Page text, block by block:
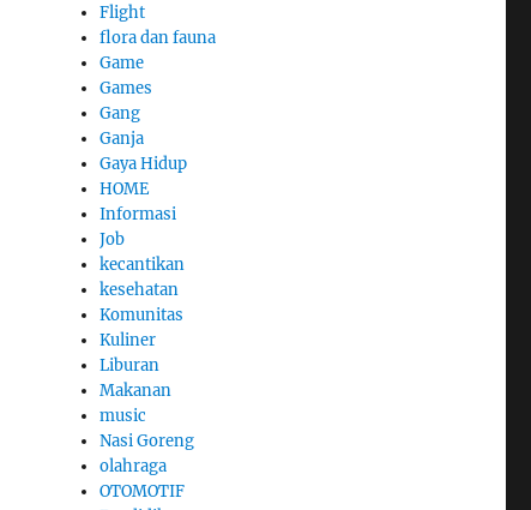
Flight
flora dan fauna
Game
Games
Gang
Ganja
Gaya Hidup
HOME
Informasi
Job
kecantikan
kesehatan
Komunitas
Kuliner
Liburan
Makanan
music
Nasi Goreng
olahraga
OTOMOTIF